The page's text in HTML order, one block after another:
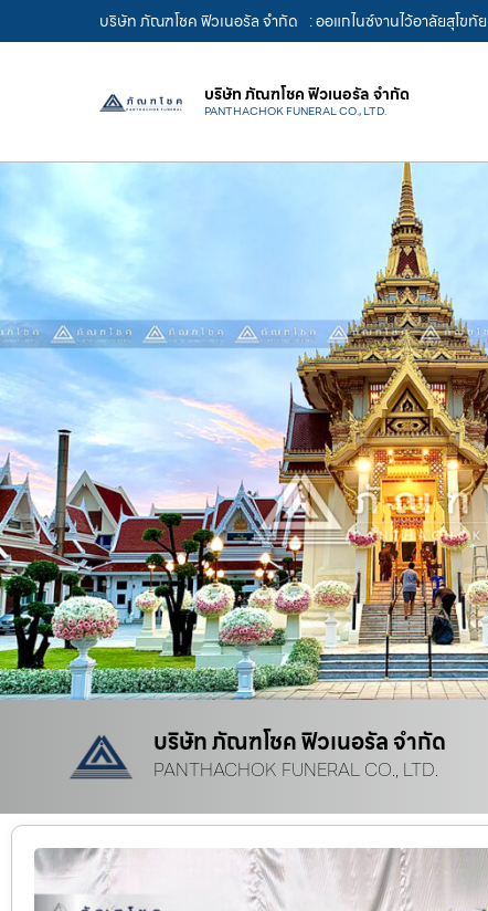
บริษัท ภัณฑโชค ฟิวเนอรัล จำกัด : ออแกไนซ์งานไว้อาลัยสุโข
บริษัท ภัณฑโชค ฟิวเนอรัล จำกัด
PANTHACHOK FUNERAL CO., LTD.
บริษัท ภัณฑโชค ฟิวเนอรัล จำกัด
PANTHACHOK FUNERAL CO., LTD.